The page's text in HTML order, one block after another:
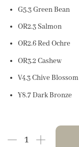
G5.3 Green Bean
OR2.3 Salmon
OR2.6 Red Ochre
OR3.2 Cashew
V4.3 Chive Blossom
Y8.7 Dark Bronze